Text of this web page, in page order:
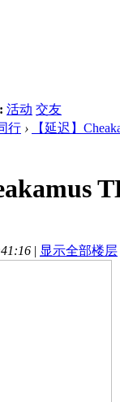
活动 交友
行 ›
【延迟】
| 显示全部楼层